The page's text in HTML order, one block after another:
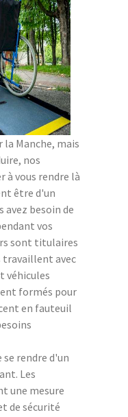
la Manche, mais
nos
à vous rendre là
être d'un
besoin de
vos
sont titulaires
travaillent avec
véhicules
formés pour
en fauteuil
rendre d'un
Les
une mesure
de sécurité